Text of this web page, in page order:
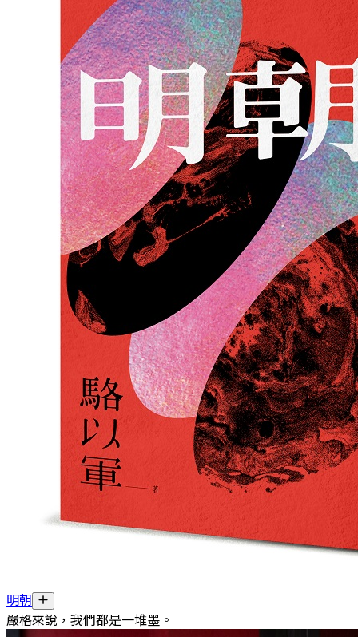
明朝
嚴格來說，我們都是一堆墨。